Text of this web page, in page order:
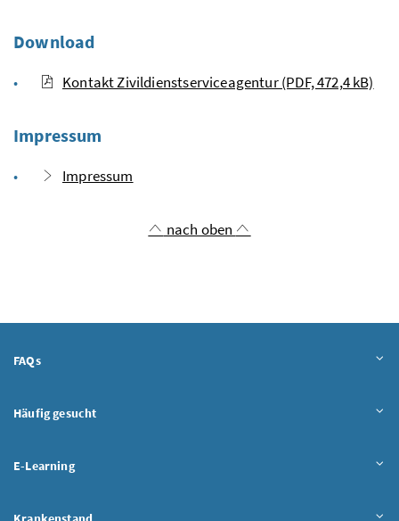
Download
Kontakt Zivildienstserviceagentur (PDF, 472,4 kB)
Impressum
Impressum
nach oben
FAQsInhalt aufklappen
Häufig gesuchtInhalt aufklappen
E-LearningInhalt aufklappen